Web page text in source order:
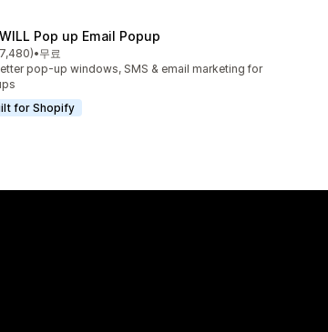
Pop up Email Popup
개 중
7480개
•무료
pop-up windows, SMS & email marketing for
for Shopify